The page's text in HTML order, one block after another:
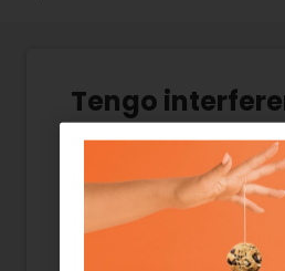
Tengo
las líneas
Varios motivos pueden
pueda haber
Comprueba que las